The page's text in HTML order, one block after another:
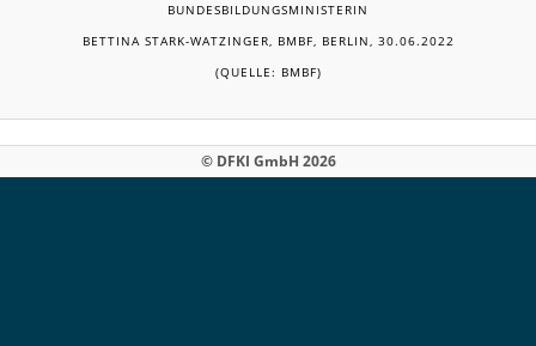
BUNDESBILDUNGSMINISTERIN
BETTINA STARK-WATZINGER, BMBF, BERLIN, 30.06.2022
(QUELLE: BMBF)
© DFKI GmbH 2026